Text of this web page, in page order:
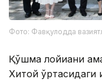
Фото: Фавқулодда
Қўшма лойиҳани
Хитой ўртасидаги